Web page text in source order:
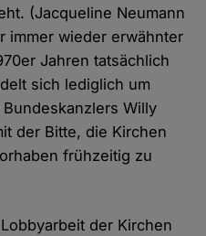
(Jacqueline Neumann
immer wieder erwähnter
Jahren tatsächlich
sich lediglich um
Willy
der Bitte, die Kirchen
frühzeitig zu
der Kirchen